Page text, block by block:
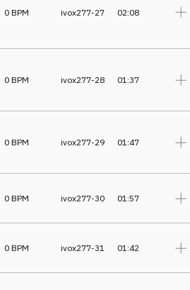
0 BPM ivox277-27 02:08
0 BPM ivox277-28 01:37
0 BPM ivox277-29 01:47
0 BPM ivox277-30 01:57
0 BPM ivox277-31 01:42